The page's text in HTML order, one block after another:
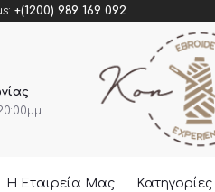
+(1200) 989 169 092
Η Εταιρεία Μας Κατηγορίες